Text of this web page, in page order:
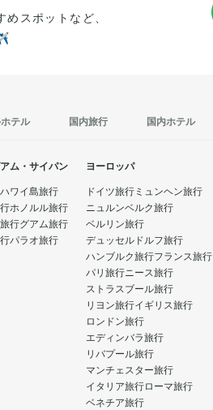
スポットなど、
テル 国内旅行 国内ホテル
ム・サイパン
ハワイ島旅行
ホノルル旅行
行グアム旅行
パラオ旅行
ヨーロッパ
ドイツ旅行 ミュンヘン旅行
ニュルンベルク旅行
ベルリン旅行
デュッセルドルフ旅行
ハンブルク旅行フランス旅行
パリ旅行ニース旅行
ストラスブール旅行
リヨン旅行イギリス旅行
ロンドン旅行
エディンバラ旅行
リバプール旅行
マンチェスター旅行
イタリア旅行ローマ旅行
ベネチア旅行